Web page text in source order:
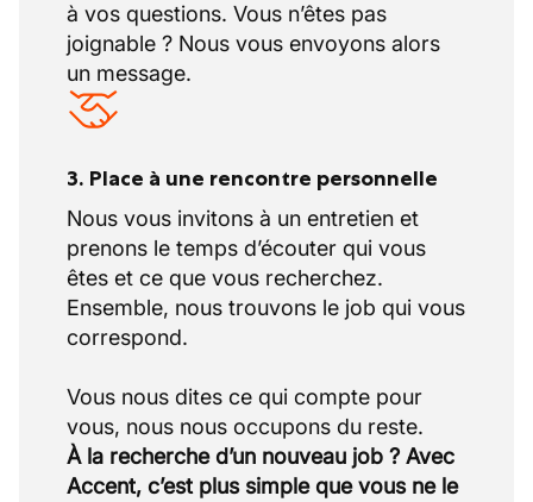
à vos questions. Vous n’êtes pas
joignable ? Nous vous envoyons alors
un message.
3. Place à une rencontre personnelle
Nous vous invitons à un entretien et
prenons le temps d’écouter qui vous
êtes et ce que vous recherchez.
Ensemble, nous trouvons le job qui vous
correspond.
Vous nous dites ce qui compte pour
À la recherche d’un nouveau job ? Avec
Accent, c’est plus simple que vous ne le